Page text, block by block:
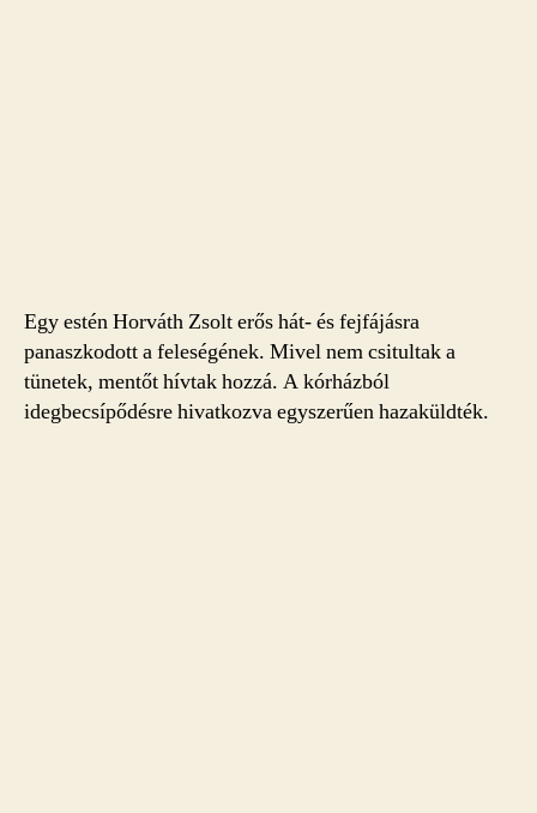
Egy estén Horváth Zsolt erős hát- és fejfájásra
panaszkodott a feleségének. Mivel nem csitultak a
tünetek, mentőt hívtak hozzá. A kórházból
idegbecsípődésre hivatkozva egyszerűen hazaküldték.